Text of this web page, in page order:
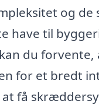
og de
have til
du forvente,
for et bredt
få